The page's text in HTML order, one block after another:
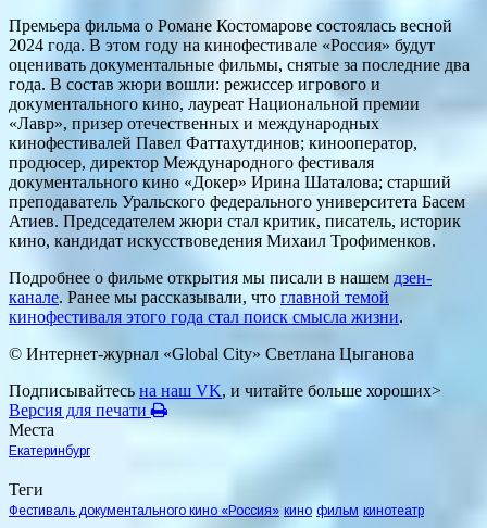
Премьера фильма о Романе Костомарове состоялась весной
2024 года. В этом году на кинофестивале «Россия» будут
оценивать документальные фильмы, снятые за последние два
года. В состав жюри вошли: режиссер игрового и
документального кино, лауреат Национальной премии
«Лавр», призер отечественных и международных
кинофестивалей Павел Фаттахутдинов; кинооператор,
продюсер, директор Международного фестиваля
документального кино «Докер» Ирина Шаталова; старший
преподаватель Уральского федерального университета Басем
Атиев. Председателем жюри стал критик, писатель, историк
кино, кандидат искусствоведения Михаил Трофименков.
Подробнее о фильме открытия мы писали в нашем дзен-
канале. Ранее мы рассказывали, что главной темой
кинофестиваля этого года стал поиск смысла жизни.
© Интернет-журнал «Global City» Светлана Цыганова
Подписывайтесь на наш VK, и читайте больше хороших>
Версия для печати
Места
Екатеринбург
Теги
Фестиваль документального кино «Россия» кино фильм кинотеатр